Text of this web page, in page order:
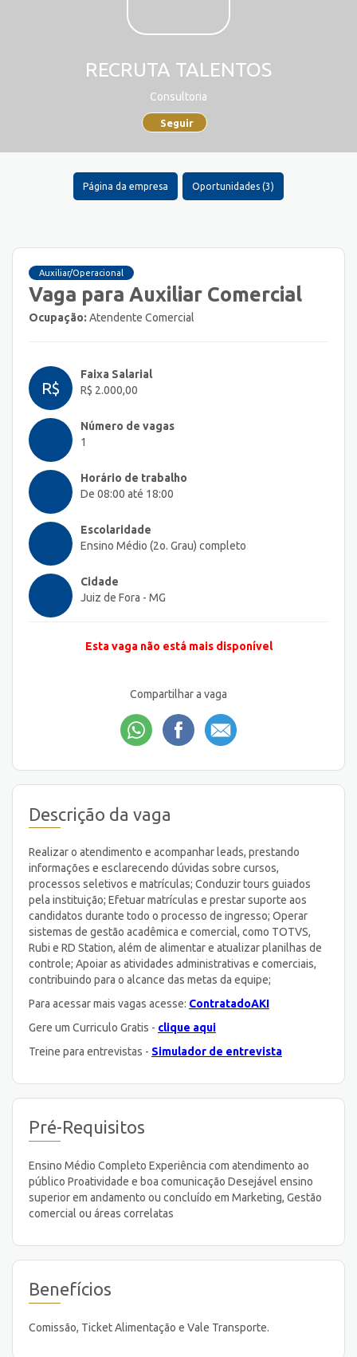
RECRUTA TALENTOS
Consultoria
Seguir
Página da empresa Oportunidades (3)
Auxiliar/Operacional
Vaga para Auxiliar Comercial
Ocupação: Atendente Comercial
R$
Faixa Salarial
R$ 2.000,00
Número de vagas
1
Horário de trabalho
De 08:00 até 18:00
Escolaridade
Ensino Médio (2o. Grau) completo
Cidade
Juiz de Fora - MG
Esta vaga não está mais disponível
Compartilhar a vaga
Descrição da vaga
Realizar o atendimento e acompanhar leads, prestando
informações e esclarecendo dúvidas sobre cursos,
processos seletivos e matrículas; Conduzir tours guiados
pela instituição; Efetuar matrículas e prestar suporte aos
candidatos durante todo o processo de ingresso; Operar
sistemas de gestão acadêmica e comercial, como TOTVS,
Rubi e RD Station, além de alimentar e atualizar planilhas de
controle; Apoiar as atividades administrativas e comerciais,
contribuindo para o alcance das metas da equipe;
Para acessar mais vagas acesse: ContratadoAKI
Gere um Curriculo Gratis - clique aqui
Treine para entrevistas - Simulador de entrevista
Pré-Requisitos
Ensino Médio Completo Experiência com atendimento ao
público Proatividade e boa comunicação Desejável ensino
superior em andamento ou concluído em Marketing, Gestão
comercial ou áreas correlatas
Benefícios
Comissão, Ticket Alimentação e Vale Transporte.